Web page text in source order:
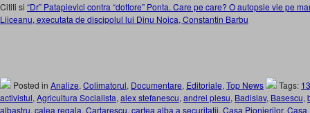
Cititi si “Dr” Patapievici contra “dottore” Ponta. Care pe care? O autopsie vie pe
Liiceanu, executata de discipolul lui Dinu Noica, Constantin Barbu
Posted in Analize, Colimatorul, Documentare, Editoriale, Top News Tags:
activistul, Agricultura Socialista, alex stefanescu, andrei plesu, Badislav, Basescu,
albastru, calea regala, Cartarescu, cartea alba a securitatii, Casa Pionierilor, Casa